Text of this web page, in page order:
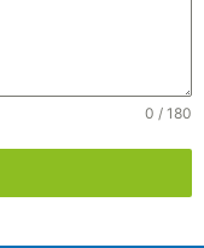
0 / 180